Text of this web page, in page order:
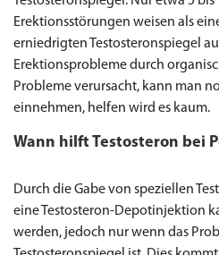
Erektionsstörungen weisen als
erniedrigten Testosteronspiegel
Erektionsprobleme durch
Probleme verursacht, kann man
einnehmen, helfen wird es kaum.
Wann hilft Testosteron bei
Durch die Gabe von speziellen
eine Testosteron-Depotinjektion
werden, jedoch nur wenn das